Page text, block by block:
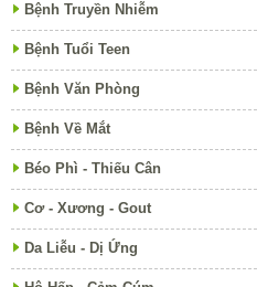
Bệnh Truyền Nhiễm
Bệnh Tuổi Teen
Bệnh Văn Phòng
Bệnh Về Mắt
Béo Phì - Thiếu Cân
Cơ - Xương - Gout
Da Liễu - Dị Ứng